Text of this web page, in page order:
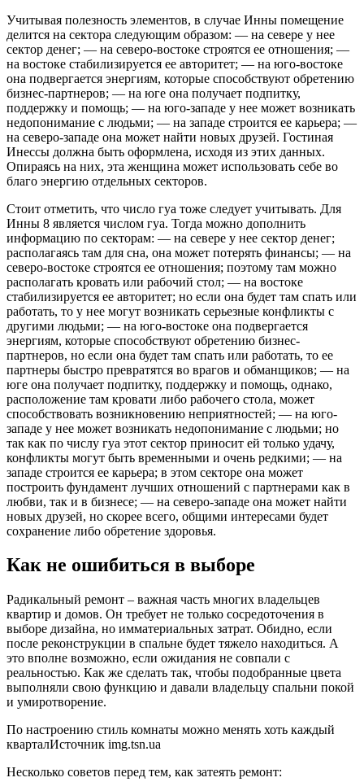
Учитывая полезность элементов, в случае Инны помещение
делится на сектора следующим образом: — на севере у нее
сектор денег; — на северо-востоке строятся ее отношения; —
на востоке стабилизируется ее авторитет; — на юго-востоке
она подвергается энергиям, которые способствуют обретению
бизнес-партнеров; — на юге она получает подпитку,
поддержку и помощь; — на юго-западе у нее может возникать
недопонимание с людьми; — на западе строится ее карьера; —
на северо-западе она может найти новых друзей. Гостиная
Инессы должна быть оформлена, исходя из этих данных.
Опираясь на них, эта женщина может использовать себе во
благо энергию отдельных секторов.
Стоит отметить, что число гуа тоже следует учитывать. Для
Инны 8 является числом гуа. Тогда можно дополнить
информацию по секторам: — на севере у нее сектор денег;
располагаясь там для сна, она может потерять финансы; — на
северо-востоке строятся ее отношения; поэтому там можно
располагать кровать или рабочий стол; — на востоке
стабилизируется ее авторитет; но если она будет там спать или
работать, то у нее могут возникать серьезные конфликты с
другими людьми; — на юго-востоке она подвергается
энергиям, которые способствуют обретению бизнес-
партнеров, но если она будет там спать или работать, то ее
партнеры быстро превратятся во врагов и обманщиков; — на
юге она получает подпитку, поддержку и помощь, однако,
расположение там кровати либо рабочего стола, может
способствовать возникновению неприятностей; — на юго-
западе у нее может возникать недопонимание с людьми; но
так как по числу гуа этот сектор приносит ей только удачу,
конфликты могут быть временными и очень редкими; — на
западе строится ее карьера; в этом секторе она может
построить фундамент лучших отношений с партнерами как в
любви, так и в бизнесе; — на северо-западе она может найти
новых друзей, но скорее всего, общими интересами будет
сохранение либо обретение здоровья.
Как не ошибиться в выборе
Радикальный ремонт – важная часть многих владельцев
квартир и домов. Он требует не только сосредоточения в
выборе дизайна, но имматериальных затрат. Обидно, если
после реконструкции в спальне будет тяжело находиться. А
это вполне возможно, если ожидания не совпали с
реальностью. Как же сделать так, чтобы подобранные цвета
выполняли свою функцию и давали владельцу спальни покой
и умиротворение.
По настроению стиль комнаты можно менять хоть каждый
кварталИсточник img.tsn.ua
Несколько советов перед тем, как затеять ремонт: